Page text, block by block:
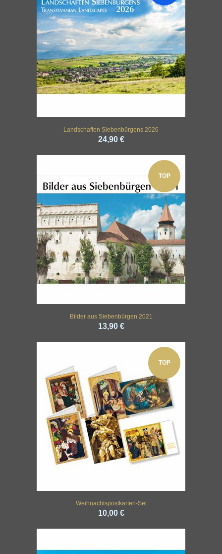
Landschaften Siebenbürgens 2026
24,90 €
TOP
Bilder aus Siebenbürgen 2021
13,90 €
TOP
Weihnachtspostkarten-Set
10,00 €